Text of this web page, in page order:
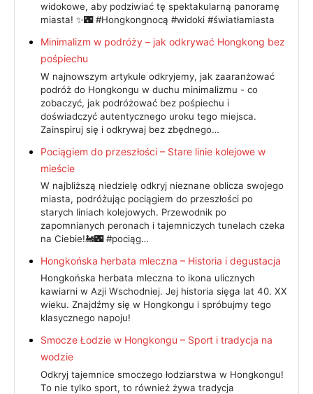
widokowe, aby podziwiać tę spektakularną panoramę
miasta! ✨🌃 #Hongkongnocą #widoki #światłamiasta
Minimalizm w podróży – jak odkrywać Hongkong bez
pośpiechu
W najnowszym artykule odkryjemy, jak zaaranżować
podróż do Hongkongu w duchu minimalizmu - co
zobaczyć, jak podróżować bez pośpiechu i
doświadczyć autentycznego uroku tego miejsca.
Zainspiruj się i odkrywaj bez zbędnego…
Pociągiem do przeszłości – Stare linie kolejowe w
mieście
W najbliższą niedzielę odkryj nieznane oblicza swojego
miasta, podróżując pociągiem do przeszłości po
starych liniach kolejowych. Przewodnik po
zapomnianych peronach i tajemniczych tunelach czeka
na Ciebie!🚂🌃 #pociąg…
Hongkońska herbata mleczna – Historia i degustacja
Hongkońska herbata mleczna to ikona ulicznych
kawiarni w Azji Wschodniej. Jej historia sięga lat 40. XX
wieku. Znajdźmy się w Hongkongu i spróbujmy tego
klasycznego napoju!
Smocze Łodzie w Hongkongu – Sport i tradycja na
wodzie
Odkryj tajemnice smoczego łodziarstwa w Hongkongu!
To nie tylko sport, to również żywa tradycja